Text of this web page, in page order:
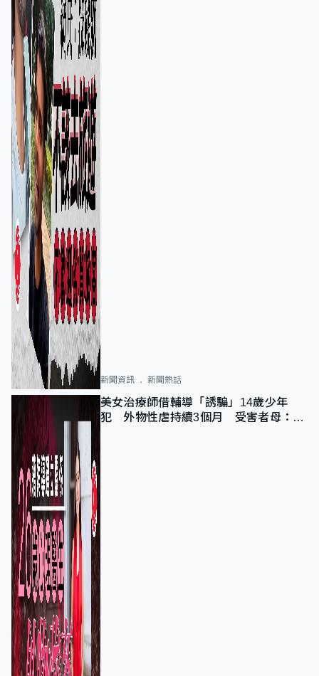
新聞資訊 新聞熱話
美女治療師借輔導「誘騙」14歲少年
犯 外物性虐持續3個月 受害者母：要